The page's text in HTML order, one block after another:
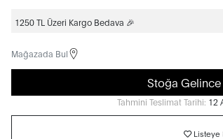
1250 TL Üzeri Kargo Bedava 🎉
Mağazada Bul
Stoğa Gelince
Tahmini Teslimat Tarihi: 12
Listeye